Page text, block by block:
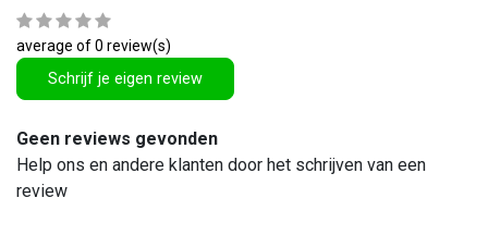
average of 0 review(s)
Schrijf je eigen review
Geen reviews gevonden
Help ons en andere klanten door het schrijven van een
review